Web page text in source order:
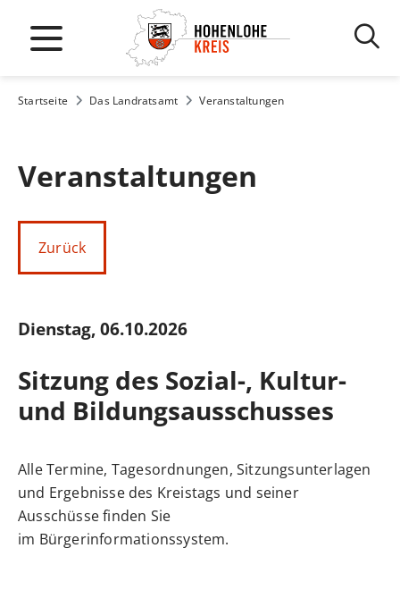
Startseite Das Landratsamt Veranstaltungen
Veranstaltungen
Zurück
Dienstag, 06.10.2026
Sitzung des Sozial-, Kultur-
und Bildungsausschusses
Alle Termine, Tagesordnungen, Sitzungsunterlagen
und Ergebnisse des Kreistags und seiner
Ausschüsse finden Sie
im Bürgerinformationssystem.